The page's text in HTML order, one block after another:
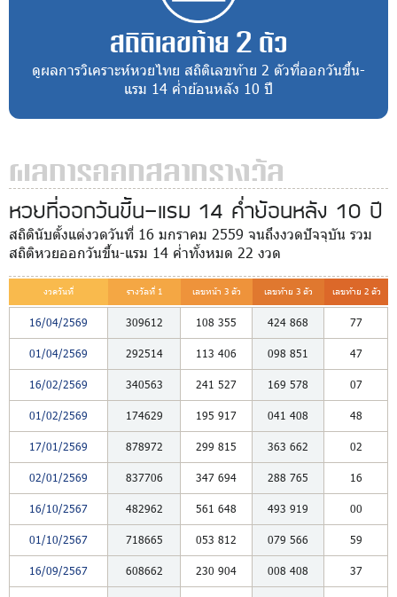
สถิติเลขท้าย 2 ตัว
ดูผลการวิเคราะห์หวยไทย สถิติเลขท้าย 2 ตัวที่ออกวันขึ้น-
แรม 14 ค่ำย้อนหลัง 10 ปี
ผลการออกสลากรางวัล
หวยที่ออกวันขึ้น-แรม 14 ค่ำย้อนหลัง 10 ปี
สถิตินับตั้งแต่งวดวันที่ 16 มกราคม 2559 จนถึงงวดปัจจุบัน รวม
สถิติหวยออกวันขึ้น-แรม 14 ค่ำทั้งหมด 22 งวด
งวดวันที่ รางวัลที่ 1 เลขหน้า 3 ตัว เลขท้าย 3 ตัว เลขท้าย 2 ตัว
16/04/2569 309612 108 355 424 868 77
01/04/2569 292514 113 406 098 851 47
16/02/2569 340563 241 527 169 578 07
01/02/2569 174629 195 917 041 408 48
17/01/2569 878972 299 815 363 662 02
02/01/2569 837706 347 694 288 765 16
16/10/2567 482962 561 648 493 919 00
01/10/2567 718665 053 812 079 566 59
16/09/2567 608662 230 904 008 408 37